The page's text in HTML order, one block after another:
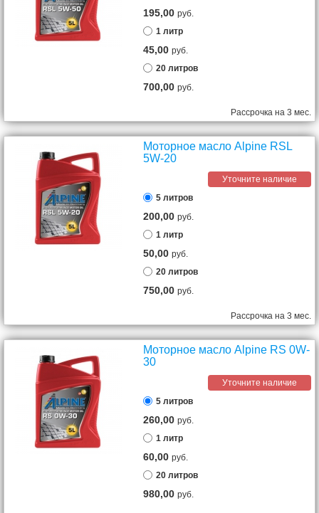
195,00руб.
1 литр
45,00руб.
20 литров
700,00руб.
Рассрочка на 3 мес.
Моторное масло Alpine RSL
5W-20
Уточните наличие
5 литров
200,00руб.
1 литр
50,00руб.
20 литров
750,00руб.
Рассрочка на 3 мес.
Моторное масло Alpine RS 0W-
30
Уточните наличие
5 литров
260,00руб.
1 литр
60,00руб.
20 литров
980,00руб.